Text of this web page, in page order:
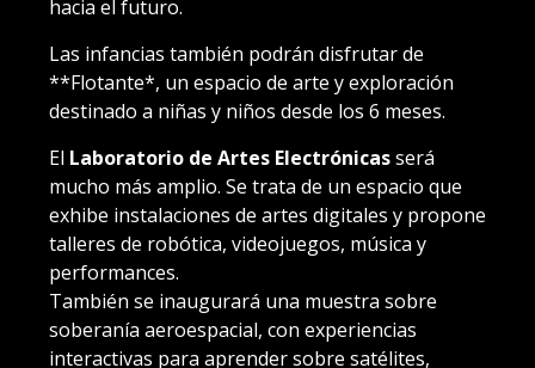
hacia el futuro.
Las infancias también podrán disfrutar de
**Flotante*, un espacio de arte y exploración
destinado a niñas y niños desde los 6 meses.
El Laboratorio de Artes Electrónicasserá
mucho más amplio. Se trata de un espacio que
exhibe instalaciones de artes digitales y propone
talleres de robótica, videojuegos, música y
performances.
También se inaugurará una muestra sobre
soberanía aeroespacial, con experiencias
interactivas para aprender sobre satélites,